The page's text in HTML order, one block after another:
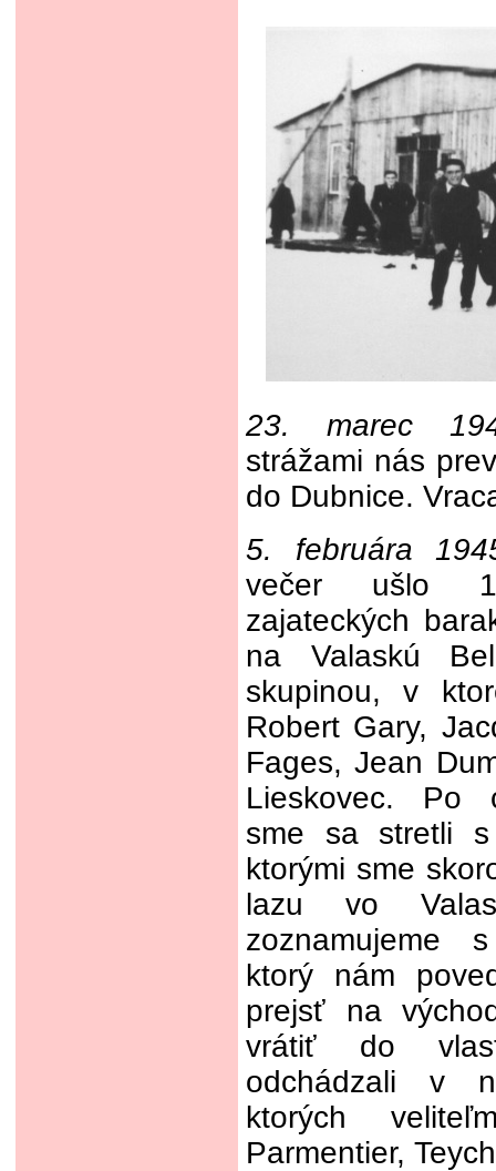
23. marec
strážami nás
do Dubnice.
5. februára
večer ušlo
zajateckých
na Valaskú
skupinou, v
Robert Gary,
Fages, Jean
Lieskovec. Po
sme sa stretli s
ktorými sme
lazu vo
zoznamujeme
ktorý nám
prejsť na
vrátiť do
odchádzali v
ktorých
Parmentier,